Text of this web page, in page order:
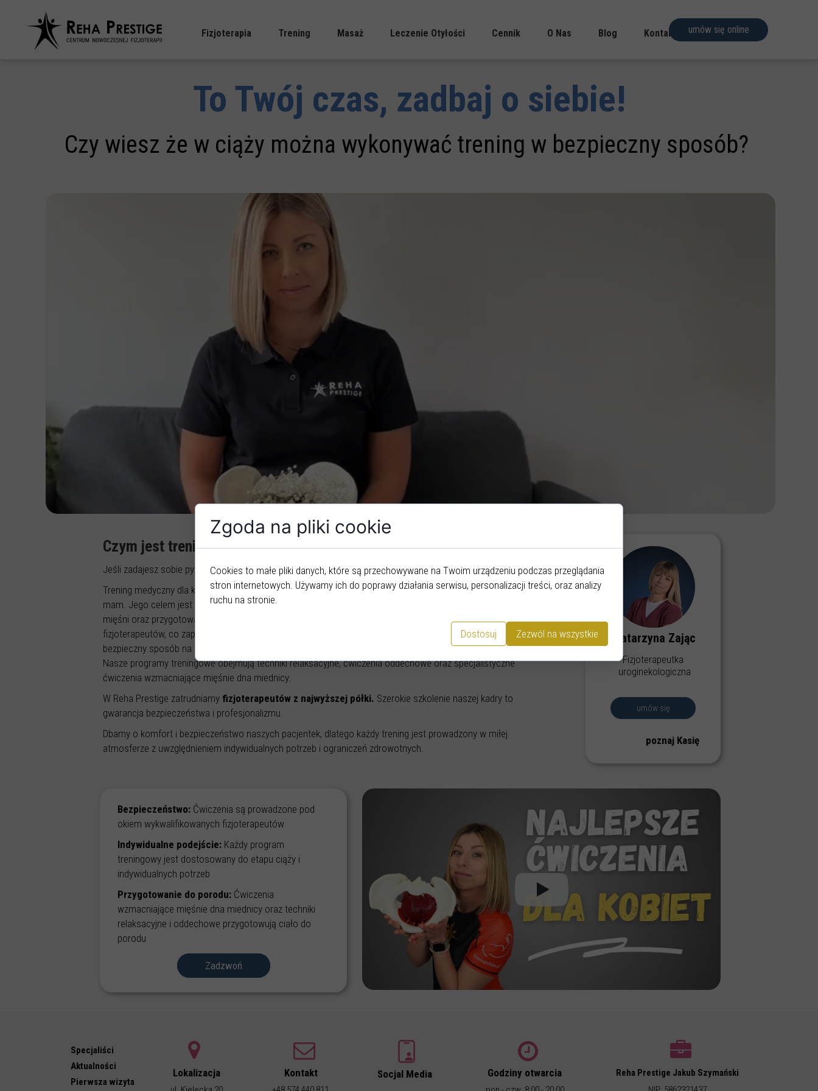
umów się online
Fizjoterapia
Fizjoterapia Uroginekologiczna
Fizjoterapia Stomatologiczna
Trening
Trening Dla Kobiet Po Ciąży
Korekcja Wad Postawy
Masaż
Masaż Relaksacyjny
Leczenie Otyłości Cennik O Nas
Filozofia
Blog Kontakt
Czym jest trening medyczny dla kobiet w ciąży?
Czy wiesz że w ciąży można wykonywać trening w bezpieczny sposób?
Trening medyczny dla kobiet w ciąży to specjalistyczny program ćwiczeń dostosowany do potrzeb przyszłych
mam. Jego celem jest poprawa kondycji fizycznej, zmniejszenie dolegliwości bólowych, poprawa elastyczności
mięśni oraz przygotowanie ciała do porodu. Trening prowadzony jest pod okiem wykwalifikowanych
fizjoterapeutów, co zapewnia bezpieczeństwo zarówno matce, jak i dziecku. Trening medyczny w ciąży to
bezpieczny sposób na poprawę ogólnego samopoczucia, wzmocnienie mięśni oraz zwiększenie elastyczności.
Nasze programy treningowe obejmują techniki relaksacyjne, ćwiczenia oddechowe oraz specjalistyczne
ćwiczenia wzmacniające mięśnie dna miednicy.
W Reha Prestige zatrudniamy fizjoterapeutów z najwyższej półki. Szerokie szkolenie naszej kadry to
gwarancja bezpieczeństwa i profesjonalizmu.
Dbamy o komfort i bezpieczeństwo naszych pacjentek, dlatego każdy trening jest prowadzony w miłej
atmosferze z uwzględnieniem indywidualnych potrzeb i ograniczeń zdrowotnych.
To Twój czas, zadbaj o siebie!
Bezpieczeństwo: Ćwiczenia są prowadzone pod
okiem wykwalifikowanych fizjoterapeutów
Indywidualne podejście: Każdy program
treningowy jest dostosowany do etapu ciąży i
indywidualnych potrzeb
Przygotowanie do porodu: Ćwiczenia
wzmacniające mięśnie dna miednicy oraz techniki
relaksacyjne i oddechowe przygotowują ciało do
porodu
Zadzwoń
Jeśli zadajesz sobie pytanie czy trening w ciąży można trenować w ciąży, to przeczytaj ten artykuł do końca!
poznaj Kasię
umów się
Fizjoterapeutka
uroginekologiczna
Katarzyna Zając
Zadzwoń
Reha Prestige Jakub Szymański
Godziny otwarcia
Socjal Media
Kontakt
Lokalizacja
Specjaliści
Aktualności
Pierwsza wizyta
Zgoda na pliki cookie
Cookies to małe pliki danych, które są przechowywane na Twoim urządzeniu podczas przeglądania
stron internetowych. Używamy ich do poprawy działania serwisu, personalizacji treści, oraz analizy
ruchu na stronie.
Dostosuj Zezwól na wszystkie